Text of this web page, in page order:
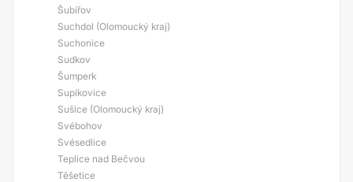
Šubířov
Suchdol (Olomoucký kraj)
Suchonice
Sudkov
Šumperk
Supíkovice
Sušice (Olomoucký kraj)
Svébohov
Svésedlice
Teplice nad Bečvou
Těšetice